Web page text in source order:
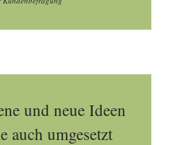
und neue Ideen
auch umgesetzt